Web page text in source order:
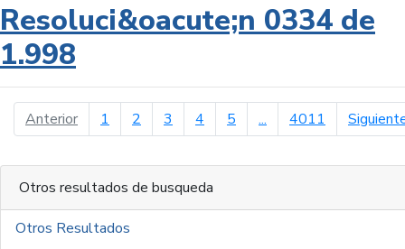
Resoluci&oacute;n 0334 de
1.998
Anteriorpágina anterior
1 2 3 4 5 ... 4011
Otros resultados de busqueda
Otros Resultados